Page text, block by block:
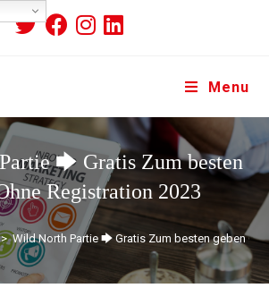
Menu
🡆 Gratis Zum besten
Registration 2023
> Wild North Partie 🡆 Gratis Zum besten geben